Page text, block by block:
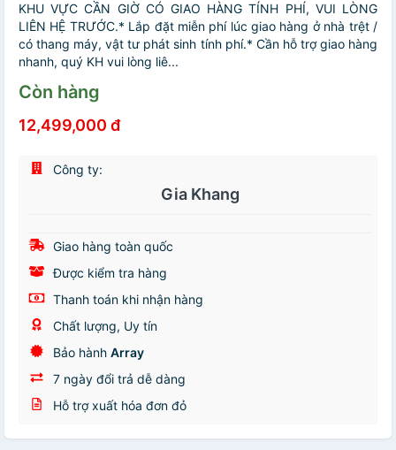
KHU VỰC CẦN GIỜ CÓ GIAO HÀNG TÍNH PHÍ, VUI LÒNG
LIÊN HỆ TRƯỚC.* Lắp đặt miễn phí lúc giao hàng ở nhà trệt /
có thang máy, vật tư phát sinh tính phí.* Cần hỗ trợ giao hàng
nhanh, quý KH vui lòng liê...
Còn hàng
12,499,000 đ
Công ty:
Gia Khang
Giao hàng toàn quốc
Được kiểm tra hàng
Thanh toán khi nhận hàng
Chất lượng, Uy tín
Bảo hành Array
7 ngày đổi trả dễ dàng
Hỗ trợ xuất hóa đơn đỏ